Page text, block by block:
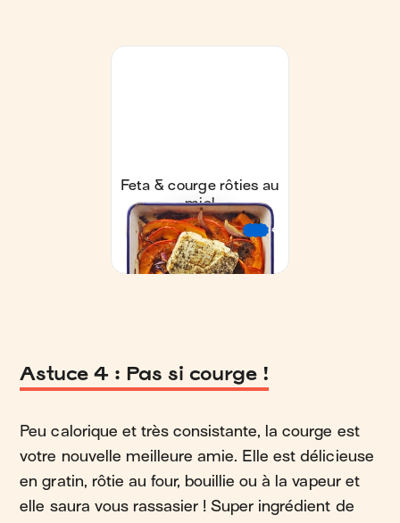
Astuce 4 : Pas si courge !
Peu calorique et très consistante, la courge est
votre nouvelle meilleure amie. Elle est délicieuse
en gratin, rôtie au four, bouillie ou à la vapeur et
elle saura vous rassasier ! Super ingrédient de